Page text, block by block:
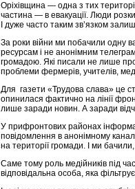
Оріхівщина — одна з тих
частина — в евакуації. Люди
І дуже часто таким зв’язком
За роки війни ми побачили одну
ресурсам і не анонімним
громадою. Які писали не лише про
проблеми фермерів, учителів,
Для газети «Трудова слава» це
опинилася фактично на лінії
лише заради новин. А заради
У прифронтових районах
повідомлення в анонімному
на території громади. І ми
Саме тому роль медійників під
відповідальна особа, яка